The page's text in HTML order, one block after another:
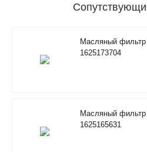
Масляный фильтр
1625173704
Масляный фильтр
1625165631